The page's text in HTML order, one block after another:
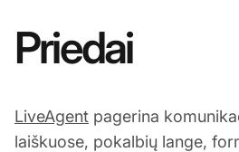
Priedai
LiveAgent pagerina
laiškuose, pokalbių lange,